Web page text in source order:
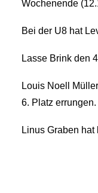
Wochenende
Bei der U8 hat
Lasse Brink den
Louis Noell
6. Platz errungen.
Linus Graben